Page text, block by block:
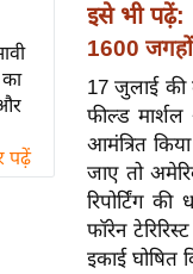
और
पढ़ें
इसे भी पढ़ें:
1600
17 जुलाई की
फील्ड मार्शल
आमंत्रित
जाए तो
रिपोर्टिंग
फॉरेन
इकाई घोषित